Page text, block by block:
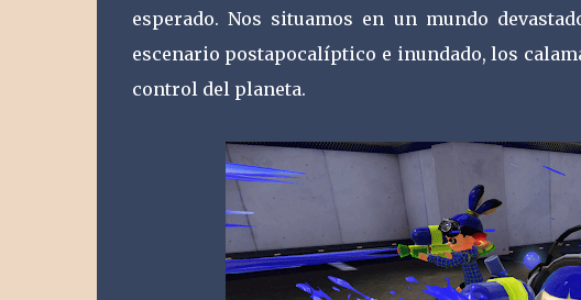
esperado. Nos situamos en un mundo
escenario postapocalíptico e inundado, los
control del planeta.